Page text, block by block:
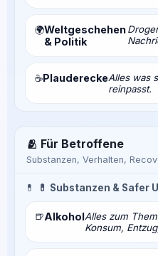
🌍Weltgeschehen
& Politik
☕PlaudereckeAlles was
reinpasst.
🫂 Für Betroffene
Substanzen, Verhalten,
💊 💊 Substanzen & Safer
🍺AlkoholAlles zum
Konsum,